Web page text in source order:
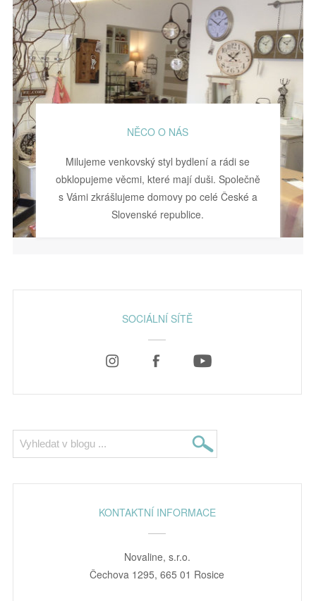
NĚCO O NÁS
Milujeme venkovský styl bydlení a rádi se
obklopujeme věcmi, které mají duši. Společně
s Vámi zkrášlujeme domovy po celé České a
Slovenské republice.
SOCIÁLNÍ SÍTĚ
KONTAKTNÍ INFORMACE
Novaline, s.r.o.
Čechova 1295, 665 01 Rosice